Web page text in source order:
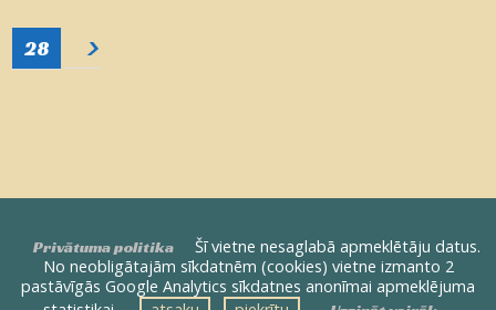
28 >
Privātuma politika
Šī vietne nesaglabā apmeklētāju datus.
No neobligātajām sīkdatnēm (cookies) vietne izmanto 2
pastāvīgās Google Analytics sīkdatnes anonīmai apmeklējuma